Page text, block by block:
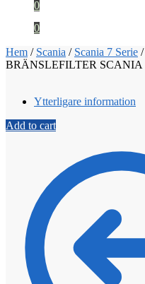
0
0
Hem / Scania / Scania 7 Serie /
BRÄNSLEFILTER SCANIA
Ytterligare information
Add to cart